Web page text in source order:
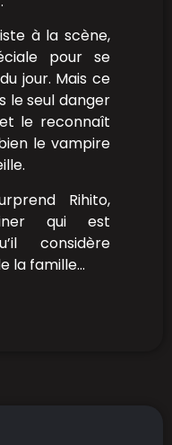
à la scène,
pour se
jour. Mais ce
le seul danger
le reconnaît
le vampire
Rihito,
qui est
considère
la famille…